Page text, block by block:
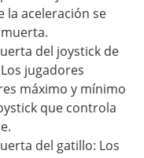
aceleración se
del joystick de
jugadores
máximo y mínimo
que controla
del gatillo: Los